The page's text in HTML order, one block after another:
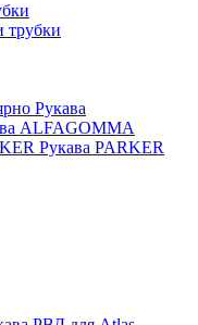
трубки
Рукава
ALFAGOMMA
Рукава PARKER